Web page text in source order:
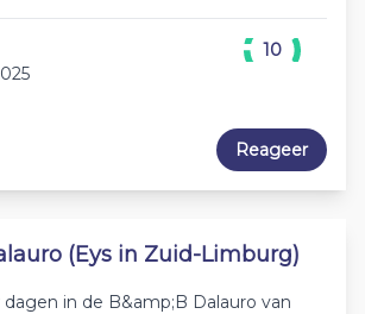
10
Reageer
(Eys in Zuid-Limburg)
in de B&amp;B Dalauro van